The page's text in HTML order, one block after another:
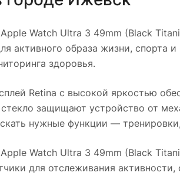
Watch Ultra 3 49mm (Black
активного образа жизни, спорта
здоровья.
Retina с высокой яркостью
защищают устройство от
нужные функции —
Watch Ultra 3 49mm (Black
для отслеживания